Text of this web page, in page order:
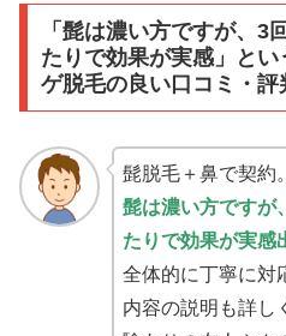
「髭は濃い方ですが、3
たりで効果が実感」と
ゲ脱毛の良い口コミ・評
髭脱毛＋鼻で契約。
髭は濃い方ですが
たりで効果が実感
全体的に丁寧に対
内容の説明も詳し